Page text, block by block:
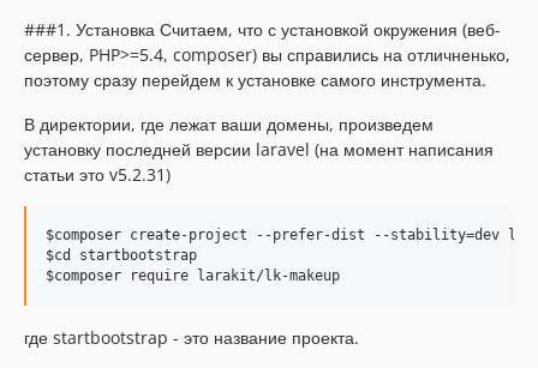
###1. Установка Считаем, что с установкой окружения (веб-
сервер, PHP>=5.4, composer) вы справились на отличненько,
поэтому сразу перейдем к установке самого инструмента.
В директории, где лежат ваши домены, произведем
установку последней версии laravel (на момент написания
статьи это v5.2.31)
$composer
$cd
$composer require larakit/lk-makeup
где startbootstrap - это название проекта.